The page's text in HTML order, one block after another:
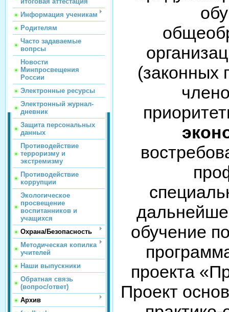
Информация ученикам
Родителям
Часто задаваемые
вопрсы
Новости
Минпросвещения
России
Электронные ресурсы
Электронный журнал-
дневник
Защита персональных
данных
Противодействие
терроризму и
экстремизму
Противодействие
коррупции
Экологическое
просвещение
воспитанников и
учащихся
Охрана/Безопасность
Методическая копилка
учителей
Наши выпускники
Обратная связь
(вопрос/ответ)
Архив
(законных
обучение
проекта
Проект